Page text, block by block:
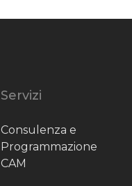
Servizi
Consulenza e
Programmazione
CAM